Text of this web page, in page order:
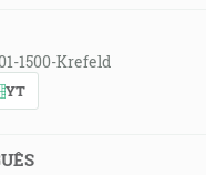
1500-Krefeld
YT